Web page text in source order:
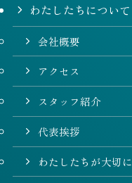
わたしたちについて
会社概要
アクセス
スタッフ紹介
代表挨拶
わたしたちが大切